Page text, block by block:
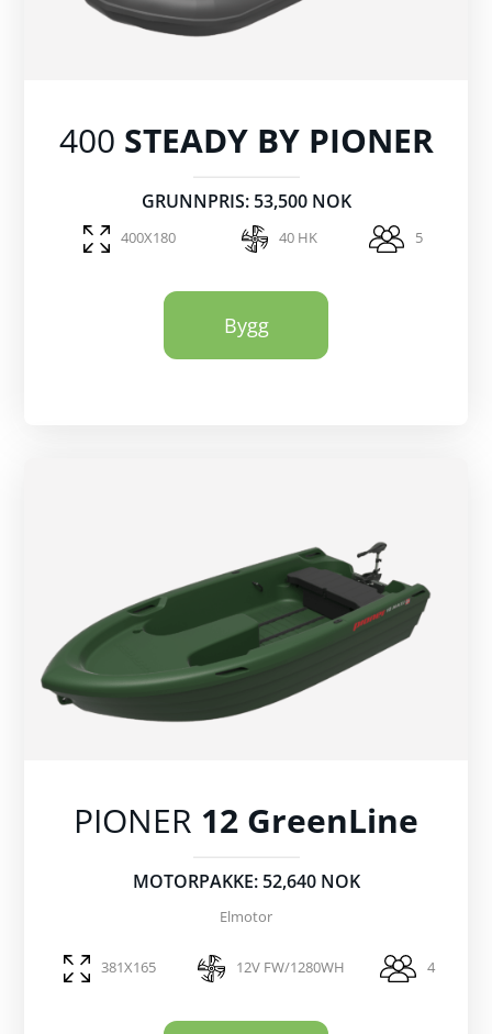
400 STEADY BY PIONER
GRUNNPRIS: 53,500 NOK
400X180 40 HK 5
Bygg
PIONER 12 GreenLine
MOTORPAKKE: 52,640 NOK
Elmotor
381X165 12V FW/1280WH 4